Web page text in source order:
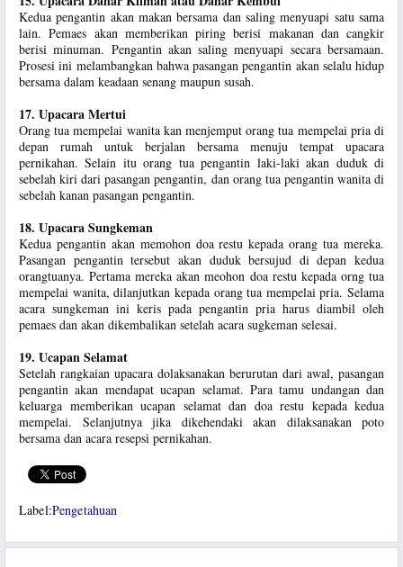
Kedua pengantin akan makan bersama dan saling menyuapi satu sama
lain. Pemaes akan memberikan piring berisi makanan dan cangkir
berisi minuman. Pengantin akan saling menyuapi secara bersamaan.
Prosesi ini melambangkan bahwa pasangan pengantin akan selalu hidup
bersama dalam keadaan senang maupun susah.
17. Upacara Mertui
Orang tua mempelai wanita kan menjemput orang tua mempelai pria di
depan rumah untuk berjalan bersama menuju tempat upacara
pernikahan. Selain itu orang tua pengantin laki-laki akan duduk di
sebelah kiri dari pasangan pengantin, dan orang tua pengantin wanita di
sebelah kanan pasangan pengantin.
18. Upacara Sungkeman
Kedua pengantin akan memohon doa restu kepada orang tua mereka.
Pasangan pengantin tersebut akan duduk bersujud di depan kedua
orangtuanya. Pertama mereka akan meohon doa restu kepada orng tua
mempelai wanita, dilanjutkan kepada orang tua mempelai pria. Selama
acara sungkeman ini keris pada pengantin pria harus diambil oleh
pemaes dan akan dikembalikan setelah acara sugkeman selesai.
19. Ucapan Selamat
Setelah rangkaian upacara dolaksanakan berurutan dari awal, pasangan
pengantin akan mendapat ucapan selamat. Para tamu undangan dan
keluarga memberikan ucapan selamat dan doa restu kepada kedua
mempelai. Selanjutnya jika dikehendaki akan dilaksanakan poto
bersama dan acara resepsi pernikahan.
Label:Pengetahuan